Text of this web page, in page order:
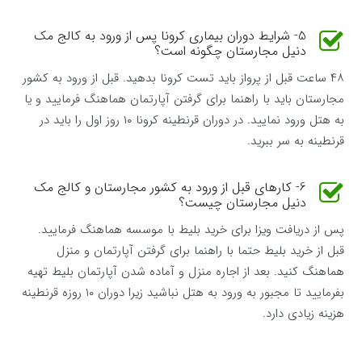
5- شرایط دوران بیماری کرونا پس از ورود به کالج مک
دنیل مجارستان چگونه است؟
۴۸ ساعت قبل از پرواز باید تست کرونا بدهید. قبل از ورود به کشور
مجارستان باید با راهنما برای گرفتن آپارتمان هماهنگ فرمایید و یا
به هتل ورود نمایید. در دوران قرنطینه کرونا ۱۰ روز اول را باید در
قرنطینه به سر ببرید.
6- کارهای قبل از ورود به کشور مجارستان و کالج مک
دنیل مجارستان چیست؟
پس از دریافت ویزا برای خرید بلیط با موسسه هماهنگ فرمایید.
قبل از خرید بلیط حتما با راهنما برای گرفتن آپارتمان و منزل
هماهنگ کنید. بعد از اجاره منزل و آماده شدن آپارتمان بلیط تهیه
بفرمایید تا مجبور به ورود به هتل نباشید زیرا دوران ۱۰ روزه قرنطینه
هزینه زیادی دارد.